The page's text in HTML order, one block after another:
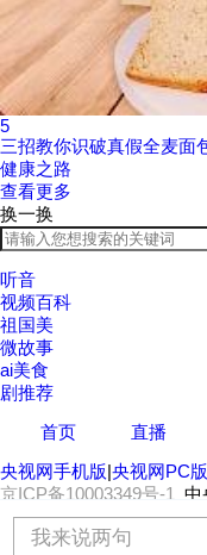
5
三招教你识破真假全麦面
健康之路
查看更多
换一换
听音
视频百科
祖国美
微故事
ai美食
剧推荐
首页
直播
央视网手机版|央视网PC版
京ICP备10003349号-1
中
我来说两句